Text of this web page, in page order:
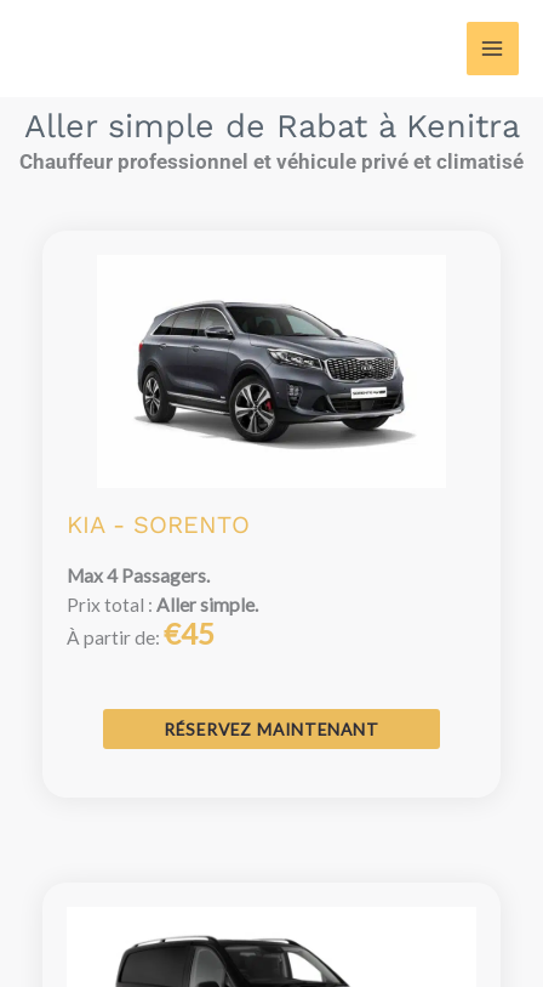
Aller simple de Rabat à Kenitra
Chauffeur professionnel et véhicule privé et climatisé
KIA - SORENTO
Max 4 Passagers.
Prix total : Aller simple.
À partir de: €45
RÉSERVEZ MAINTENANT